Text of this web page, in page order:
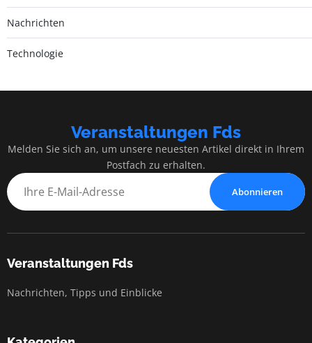
Nachrichten
Technologie
Veranstaltungen Fds
Melden Sie sich an, um unsere neuesten Artikel direkt in Ihrem
Postfach zu erhalten.
Abonnieren
Veranstaltungen Fds
Nachrichten, Tipps und Einblicke